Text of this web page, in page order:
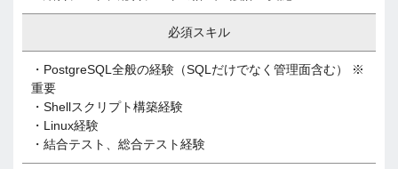
必須スキル
・PostgreSQL全般の経験（SQLだけでなく管理面含む） ※
重要
・Shellスクリプト構築経験
・Linux経験
・結合テスト、総合テスト経験